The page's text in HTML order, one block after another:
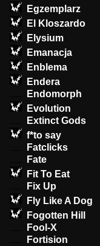
Egzemplarz
El Kloszardo
Elysium
Emanacja
Enblema
Endera
Endomorph
Evolution
Extinct Gods
f*to say
Fatclicks
Fate
Fit To Eat
Fix Up
Fly Like A Dog
Fogotten Hill
Fool-X
Fortision